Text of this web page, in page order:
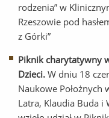
rodzenia” w
Rzeszowie pod
z Górki”
Piknik charytatywny
Dzieci. W dniu 18
Naukowe Położnych
Latra, Klaudia Buda i